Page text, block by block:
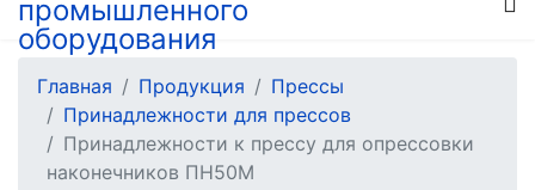
Главная Продукция
Прессы
Принадлежности для прессов
Принадлежности к прессу для опрессовки
наконечников ПН50М